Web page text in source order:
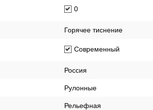
0
Горячее тиснение
Современный
Россия
Рулонные
Рельефная